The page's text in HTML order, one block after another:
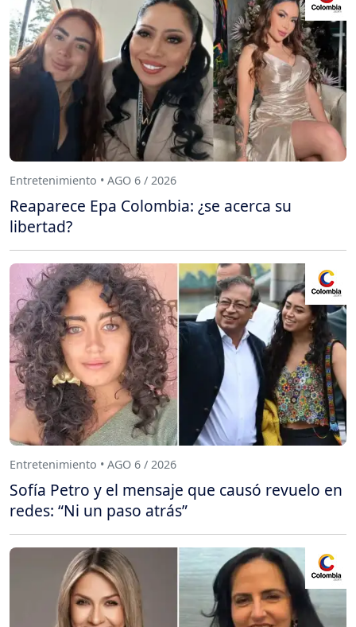
Entretenimiento • AGO 6 / 2026
Reaparece Epa Colombia: ¿se acerca su
libertad?
Entretenimiento • AGO 6 / 2026
Sofía Petro y el mensaje que causó revuelo en
redes: “Ni un paso atrás”